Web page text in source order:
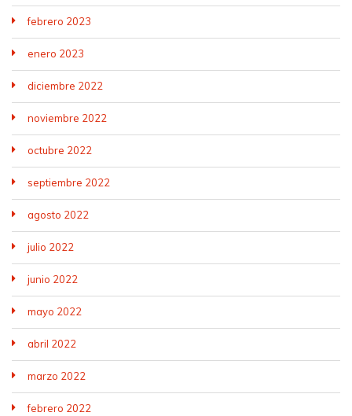
febrero 2023
enero 2023
diciembre 2022
noviembre 2022
octubre 2022
septiembre 2022
agosto 2022
julio 2022
junio 2022
mayo 2022
abril 2022
marzo 2022
febrero 2022